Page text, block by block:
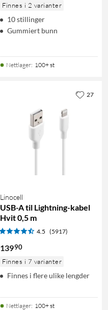
Finnes i 2 varianter
10 stillinger
Gummiert bunn
Nettlager: 100+ st
Linocell
USB-A til Lightning-kabel
Hvit 0,5 m
4.5 (5917)
13990
Finnes i 7 varianter
Finnes i flere ulike lengder
Nettlager: 100+ st
27